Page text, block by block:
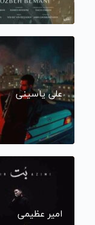
علی یاسینی
امیر عظیمی